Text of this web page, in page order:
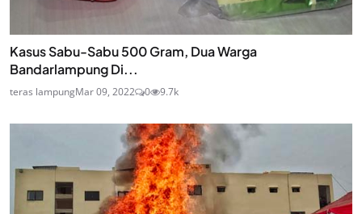
Kasus Sabu-Sabu 500 Gram, Dua Warga
Bandarlampung Di...
teras lampungMar 09, 2022 0 9.7k